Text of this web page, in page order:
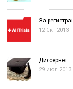
За
12 Окт 2013
Диссернет
29 Июл 2013